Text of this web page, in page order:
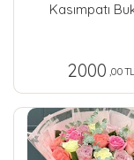
Kasımpatı
2000 ,00 TL